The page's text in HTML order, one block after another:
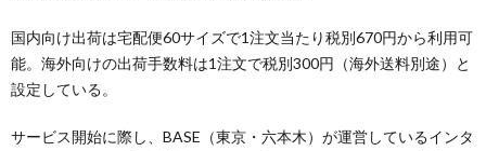
国内向け出荷は宅配便60サイズで1注文当たり税別670円から利用可
能。海外向けの出荷手数料は1注文で税別300円（海外送料別途）と
設定している。
サービス開始に際し、BASE（東京・六本木）が運営しているインタ